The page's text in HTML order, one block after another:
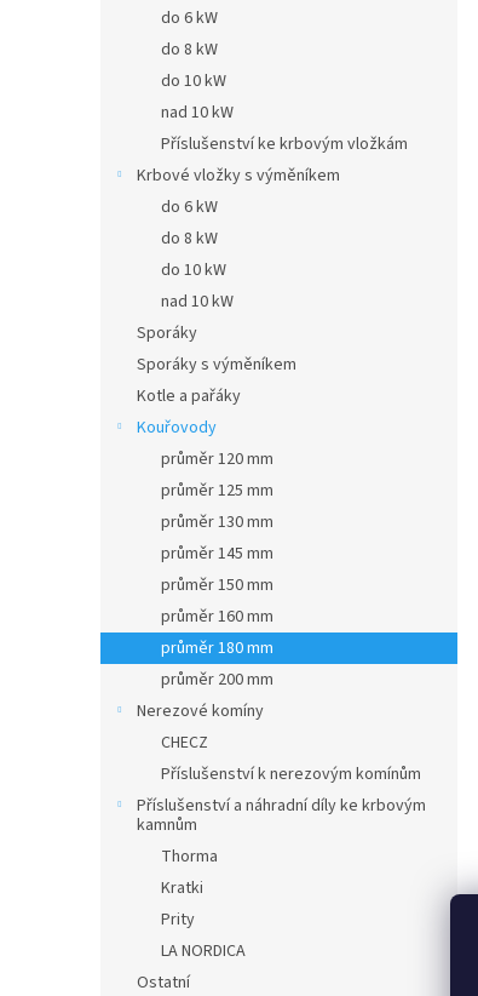
do 6 kW
do 8 kW
do 10 kW
nad 10 kW
Příslušenství ke krbovým vložkám
Krbové vložky s výměníkem
do 6 kW
do 8 kW
do 10 kW
nad 10 kW
Sporáky
Sporáky s výměníkem
Kotle a pařáky
Kouřovody
průměr 120 mm
průměr 125 mm
průměr 130 mm
průměr 145 mm
průměr 150 mm
průměr 160 mm
průměr 180 mm
průměr 200 mm
Nerezové komíny
CHECZ
Příslušenství k nerezovým komínům
Příslušenství a náhradní díly ke krbovým
kamnům
Thorma
Kratki
Prity
LA NORDICA
Ostatní